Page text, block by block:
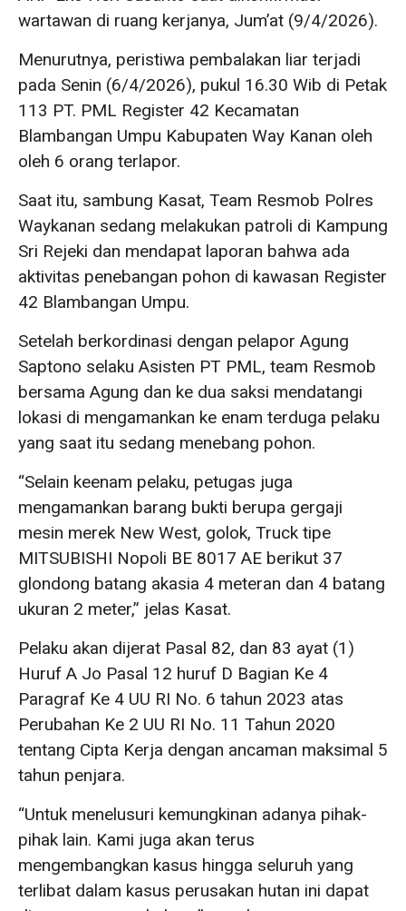
wartawan di ruang kerjanya, Jum’at (9/4/2026).
Menurutnya, peristiwa pembalakan liar terjadi
pada Senin (6/4/2026), pukul 16.30 Wib di Petak
113 PT. PML Register 42 Kecamatan
Blambangan Umpu Kabupaten Way Kanan oleh
oleh 6 orang terlapor.
Saat itu, sambung Kasat, Team Resmob Polres
Waykanan sedang melakukan patroli di Kampung
Sri Rejeki dan mendapat laporan bahwa ada
aktivitas penebangan pohon di kawasan Register
42 Blambangan Umpu.
Setelah berkordinasi dengan pelapor Agung
Saptono selaku Asisten PT PML, team Resmob
bersama Agung dan ke dua saksi mendatangi
lokasi di mengamankan ke enam terduga pelaku
yang saat itu sedang menebang pohon.
“Selain keenam pelaku, petugas juga
mengamankan barang bukti berupa gergaji
mesin merek New West, golok, Truck tipe
MITSUBISHI Nopoli BE 8017 AE berikut 37
glondong batang akasia 4 meteran dan 4 batang
ukuran 2 meter,” jelas Kasat.
Pelaku akan dijerat Pasal 82, dan 83 ayat (1)
Huruf A Jo Pasal 12 huruf D Bagian Ke 4
Paragraf Ke 4 UU RI No. 6 tahun 2023 atas
Perubahan Ke 2 UU RI No. 11 Tahun 2020
tentang Cipta Kerja dengan ancaman maksimal 5
tahun penjara.
“Untuk menelusuri kemungkinan adanya pihak-
pihak lain. Kami juga akan terus
mengembangkan kasus hingga seluruh yang
terlibat dalam kasus perusakan hutan ini dapat